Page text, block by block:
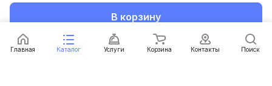
В корзину
Главная Каталог Услуги Корзина Контакты Поиск